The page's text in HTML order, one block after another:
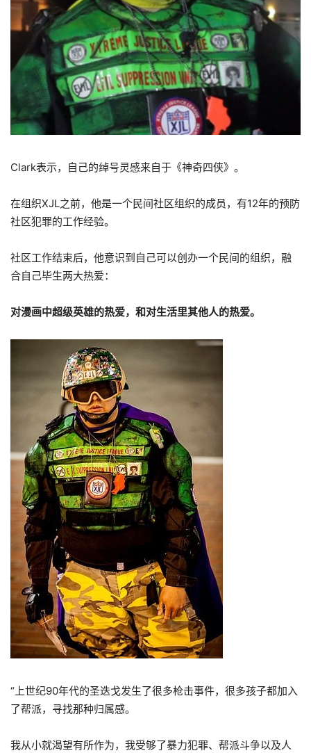
Clark表示，自己的绰号灵感来自于《神奇四侠》。
在组织XJL之前，他是一个民间社区组织的成员，有12年的预防
社区犯罪的工作经验。
社区工作结束后，他意识到自己可以创办一个民间的组织，融
合自己毕生两大热爱：
对漫画中超级英雄的热爱，和对生活里其他人的热爱。
“上世纪90年代的圣迭戈发生了很多枪击事件，很多孩子都加入
了帮派，寻找那种归属感。
我从小就渴望有所作为，我受够了暴力犯罪、帮派斗争以及人